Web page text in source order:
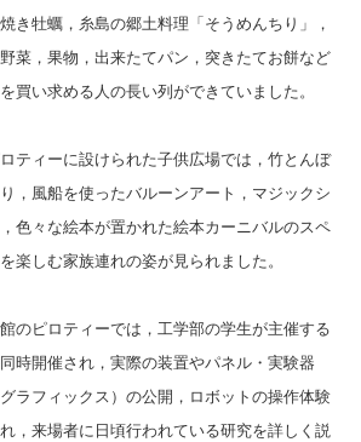
き牡蠣，糸島の郷土料理「そうめんちり」，
菜，果物，出来たてパン，突きたてお餅など
買い求める人の長い列ができていました。
ティーに設けられた子供広場では，竹とんぼ
，風船を使ったバルーンアート，マジックシ
色々な絵本が置かれた絵本カーニバルのスペ
楽しむ家族連れの姿が見られました。
のピロティーでは，工学部の学生が主催する
時開催され，実際の装置やパネル・実験器
ラフィックス）の公開，ロボットの操作体験
，来場者に日頃行われている研究を詳しく説